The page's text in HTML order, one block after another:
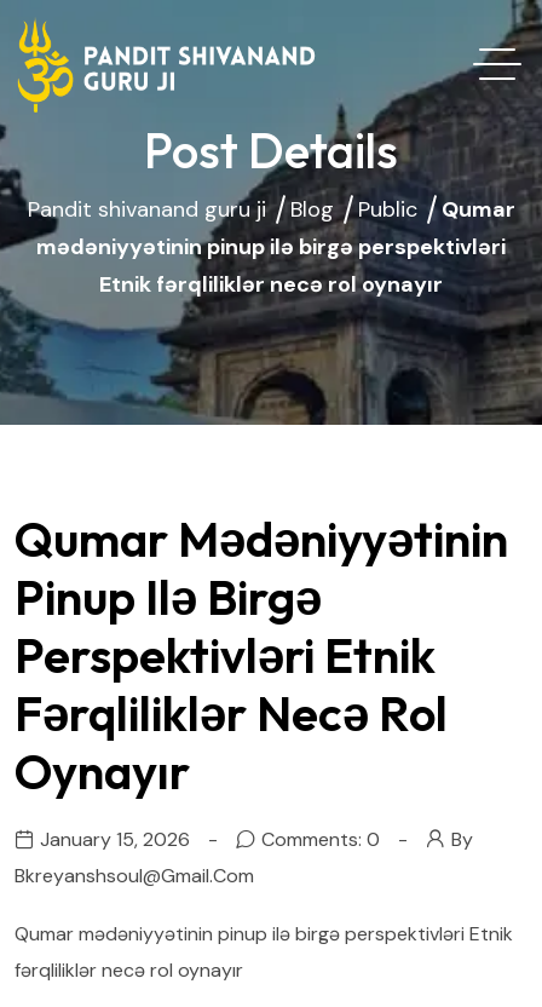
Post Details
Pandit shivanand guru ji Blog Public
Qumar
mədəniyyətinin pinup ilə birgə perspektivləri
Etnik fərqliliklər necə rol oynayır
Qumar Mədəniyyətinin
Pinup Ilə Birgə
Perspektivləri Etnik
Fərqliliklər Necə Rol
Oynayır
January 15, 2026 Comments: 0
By
Bkreyanshsoul@gmail.com
Qumar mədəniyyətinin pinup ilə birgə perspektivləri Etnik
fərqliliklər necə rol oynayır